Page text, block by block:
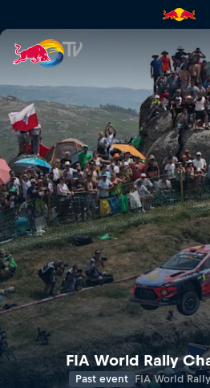
FIA World Rally
FIA World Rally
Past event FIA World